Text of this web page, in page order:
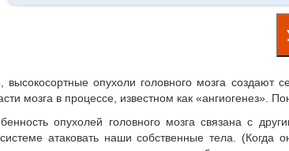
высокосортные опухоли головного мозга
мозга в процессе, известном как «ангиогенез».
опухолей головного мозга связана с
атаковать наши собственные тела. (Когда